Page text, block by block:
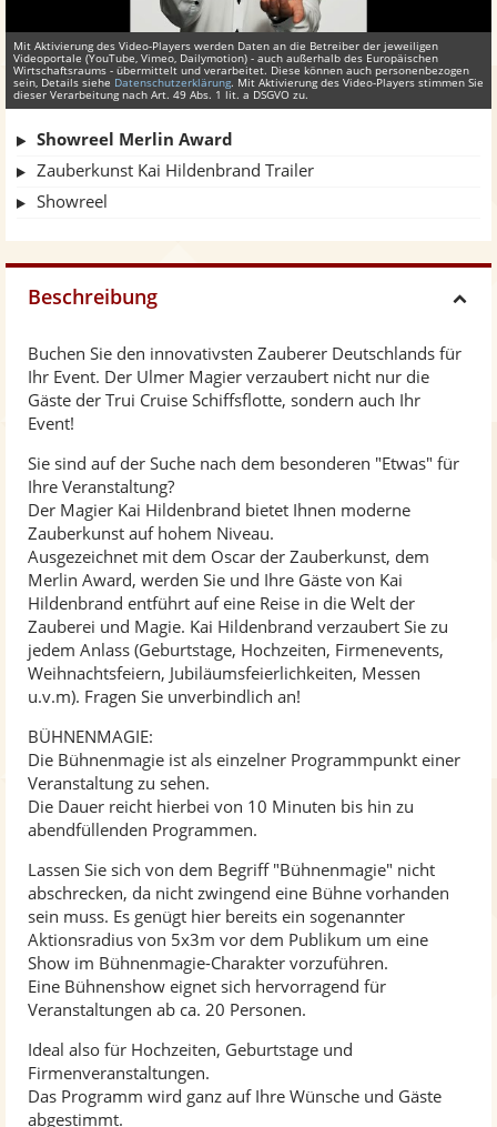
Mit Aktivierung des Video-Players werden Daten an die Betreiber der jeweiligen
Videoportale (YouTube, Vimeo, Dailymotion) - auch außerhalb des Europäischen
Wirtschaftsraums - übermittelt und verarbeitet. Diese können auch personenbezogen
sein, Details siehe Datenschutzerklärung. Mit Aktivierung des Video-Players stimmen Sie
dieser Verarbeitung nach Art. 49 Abs. 1 lit. a DSGVO zu.
Showreel Merlin Award
Zauberkunst Kai Hildenbrand Trailer
Showreel
Beschreibung
Buchen Sie den innovativsten Zauberer Deutschlands für
Ihr Event. Der Ulmer Magier verzaubert nicht nur die
Gäste der Trui Cruise Schiffsflotte, sondern auch Ihr
Event!
Sie sind auf der Suche nach dem besonderen "Etwas" für
Ihre Veranstaltung?
Der Magier Kai Hildenbrand bietet Ihnen moderne
Zauberkunst auf hohem Niveau.
Ausgezeichnet mit dem Oscar der Zauberkunst, dem
Merlin Award, werden Sie und Ihre Gäste von Kai
Hildenbrand entführt auf eine Reise in die Welt der
Zauberei und Magie. Kai Hildenbrand verzaubert Sie zu
jedem Anlass (Geburtstage, Hochzeiten, Firmenevents,
Weihnachtsfeiern, Jubiläumsfeierlichkeiten, Messen
u.v.m). Fragen Sie unverbindlich an!
BÜHNENMAGIE:
Die Bühnenmagie ist als einzelner Programmpunkt einer
Veranstaltung zu sehen.
Die Dauer reicht hierbei von 10 Minuten bis hin zu
abendfüllenden Programmen.
Lassen Sie sich von dem Begriff "Bühnenmagie" nicht
abschrecken, da nicht zwingend eine Bühne vorhanden
sein muss. Es genügt hier bereits ein sogenannter
Aktionsradius von 5x3m vor dem Publikum um eine
Show im Bühnenmagie-Charakter vorzuführen.
Eine Bühnenshow eignet sich hervorragend für
Veranstaltungen ab ca. 20 Personen.
Ideal also für Hochzeiten, Geburtstage und
Firmenveranstaltungen.
Das Programm wird ganz auf Ihre Wünsche und Gäste
abgestimmt.